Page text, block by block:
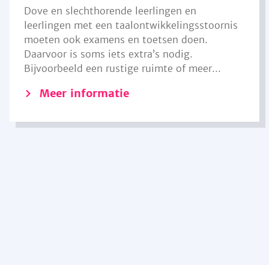
Dove en slechthorende leerlingen en
leerlingen met een taalontwikkelingsstoornis
moeten ook examens en toetsen doen.
Daarvoor is soms iets extra’s nodig.
Bijvoorbeeld een rustige ruimte of meer...
Meer informatie